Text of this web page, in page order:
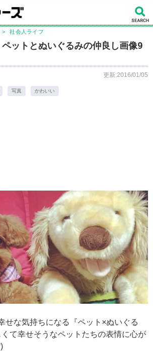
> 社会人ライフ
ットとぬいぐるみの仲良し画像9
更新:2016/01/05
写真 かわいい
せな気持ちになる『ペット×ぬいぐる
て幸せそうなペットたちの表情に心が